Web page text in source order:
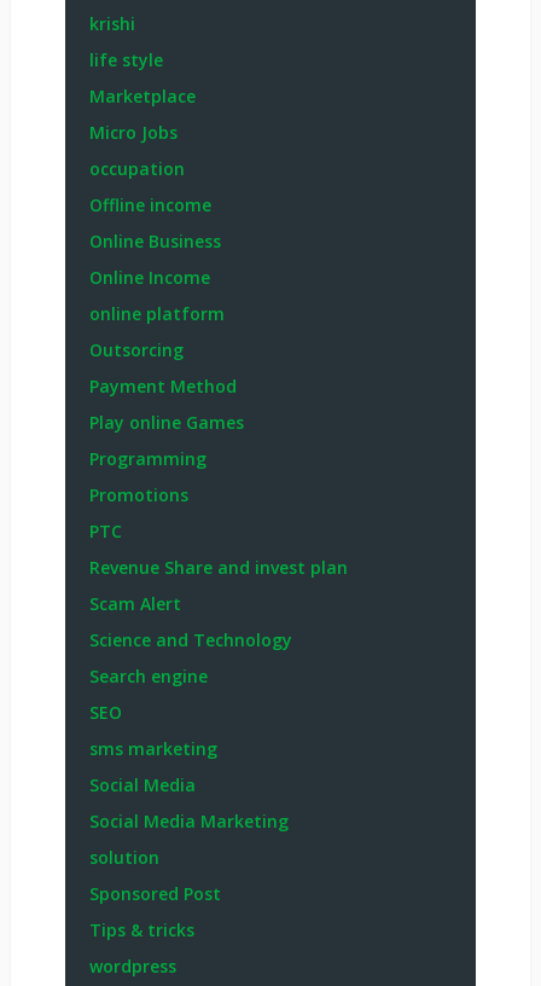
krishi
life style
Marketplace
Micro Jobs
occupation
Offline income
Online Business
Online Income
online platform
Outsorcing
Payment Method
Play online Games
Programming
Promotions
PTC
Revenue Share and invest plan
Scam Alert
Science and Technology
Search engine
SEO
sms marketing
Social Media
Social Media Marketing
solution
Sponsored Post
Tips & tricks
wordpress